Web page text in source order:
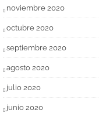
noviembre 2020
octubre 2020
septiembre 2020
agosto 2020
julio 2020
junio 2020